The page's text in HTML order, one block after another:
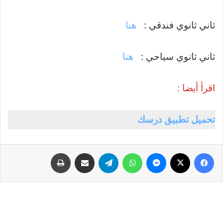
ثاني ثانوي فندقي : هنا
ثاني ثانوي سياحي : هنا
اقرأ أيضا :
تحميل تطبيق درسك
فيسبوك ماسنجر واتساب تيلقرام مشاركة عبر البريد